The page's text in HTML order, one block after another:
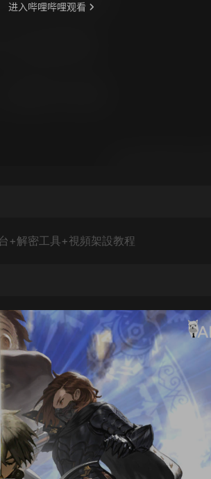
+解密工具+視頻架設教程